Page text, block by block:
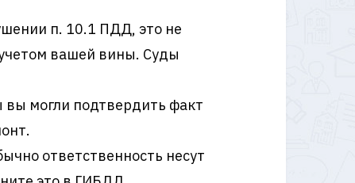
п. 10.1 ПДД, это не
вашей вины. Суды
вы могли подтвердить факт
ответственность несут